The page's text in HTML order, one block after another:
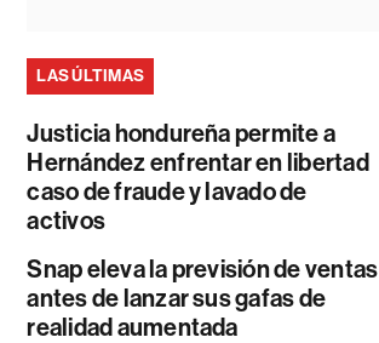
LAS ÚLTIMAS
Justicia hondureña permite a
Hernández enfrentar en libertad
caso de fraude y lavado de
activos
Snap eleva la previsión de ventas
antes de lanzar sus gafas de
realidad aumentada